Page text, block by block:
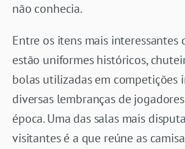
não conhecia.
Entre os itens mais interessantes
estão uniformes históricos,
bolas utilizadas em competições
diversas lembranças de
época. Uma das salas mais
visitantes é a que reúne as